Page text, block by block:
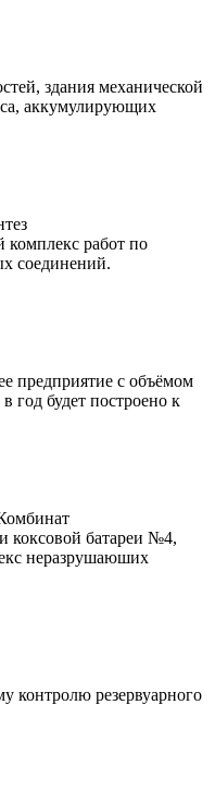
здания механической
аккумулирующих
комплекс работ по
соединений.
предприятие с объёмом
год будет построено к
коксовой батареи №4,
неразрушаюших
контролю резервуарного